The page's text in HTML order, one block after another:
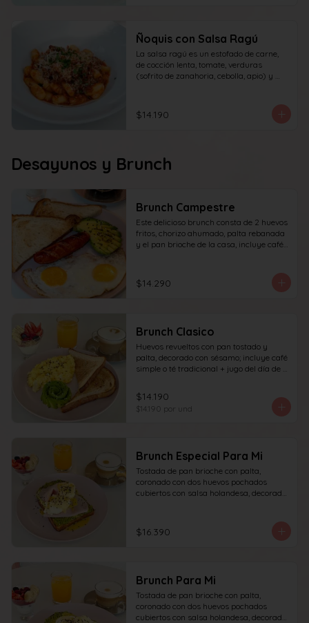
Ñoquis con Salsa Ragú
La salsa ragú es un estofado de carne,
de cocción lenta, tomate, verduras
(sofrito de zanahoria, cebolla, apio) y
$14.190
Desayunos y Brunch
Brunch Campestre
Este delicioso brunch consta de 2 huevos
fritos, chorizo ahumado, palta rebanada
y el pan brioche de la casa, incluye café
$1.000 adicionales) + yogur griego con
granola y frutas de estación.
$14.290
Brunch Clasico
Huevos revueltos con pan tostado y
palta, decorado con sésamo; incluye café
simple o té tradicional + jugo del día de
$1.000 adicionales), + yogur griego con
granola y frutas de estación.
$14.190
$14.190 por und
Brunch Especial Para Mi
Tostada de pan brioche con palta,
coronado con dos huevos pochados
cubiertos con salsa holandesa, decorado
tocino) incluye café simple o té
tradicional (el café puede ser doble por
$16.390
Brunch Para Mi
Tostada de pan brioche con palta,
coronado con dos huevos pochados
cubiertos con salsa holandesa, decorado